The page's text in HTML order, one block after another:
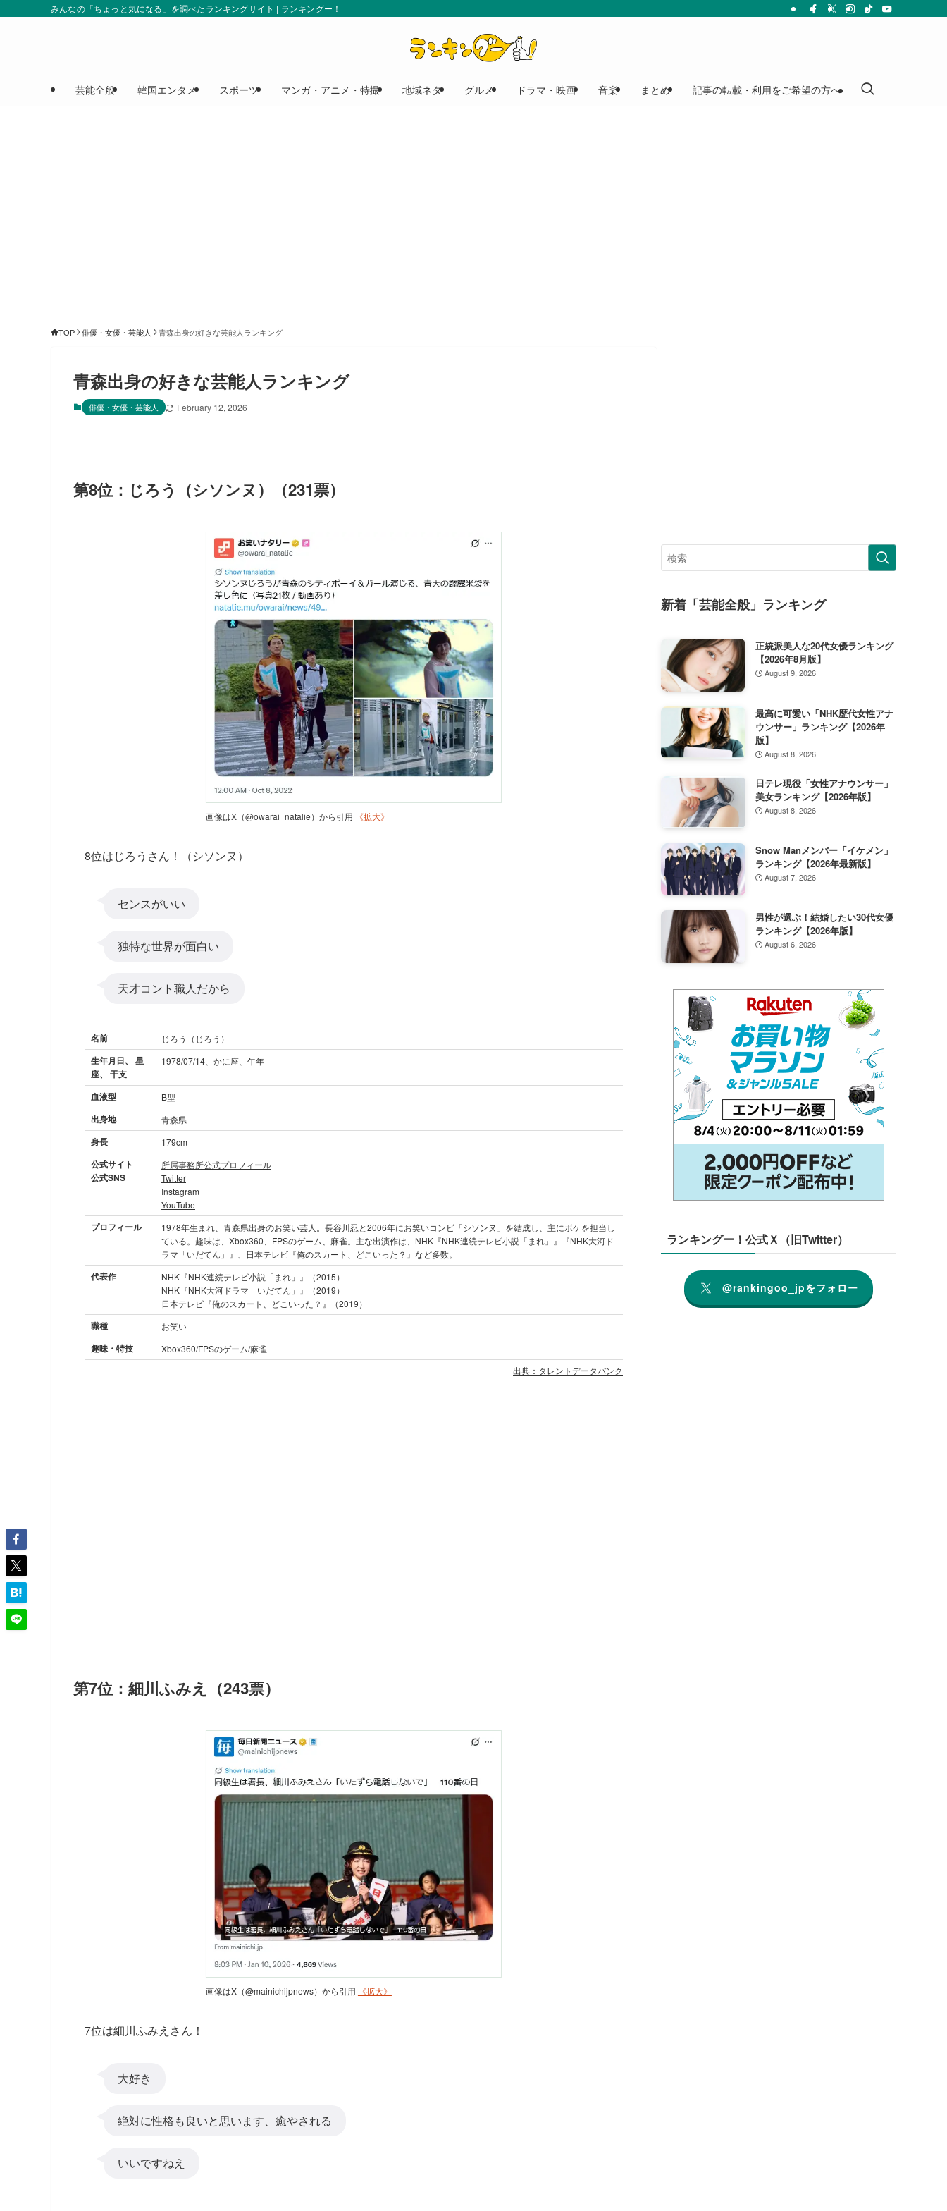
みんなの「ちょっと気になる」を調べたランキングサイト | ランキングー！
芸能全般 韓国エンタメ スポーツ マンガ・アニメ・特撮 地域ネタ グルメ ドラマ・映画 音楽 まとめ 記事の転載・利用をご希望の方へ
TOP 俳優・女優・芸能人 青森出身の好きな芸能人ランキング
青森出身の好きな芸能人ランキング
俳優・女優・芸能人 February 12, 2026
第8位：じろう（シソンヌ）（231票）
画像はX（@owarai_natalie）から引用 《拡大》
8位はじろうさん！（シソンヌ）
センスがいい
独特な世界が面白い
天才コント職人だから
名前 じろう（じろう）
生年月日、 星
座、 干支
1978/07/14、かに座、午年
血液型 B型
出身地 青森県
身長 179cm
公式サイト
公式SNS
所属事務所公式プロフィール
Twitter
Instagram
YouTube
プロフィール
1978年生まれ、青森県出身のお笑い芸人。長谷川忍と2006年にお笑いコンビ「シソンヌ」を結成し、主にボケを担当し
ている。趣味は、Xbox360、FPSのゲーム、麻雀。主な出演作は、NHK『NHK連続テレビ小説「まれ」』『NHK大河ド
ラマ「いだてん」』、日本テレビ『俺のスカート、どこいった？』など多数。
代表作
NHK『NHK連続テレビ小説「まれ」』（2015）
NHK『NHK大河ドラマ「いだてん」』（2019）
日本テレビ『俺のスカート、どこいった？』（2019）
職種 お笑い
趣味・特技
Xbox360/FPSのゲーム/麻雀
出典：タレントデータバンク
第7位：細川ふみえ（243票）
画像はX（@mainichijpnews）から引用 《拡大》
7位は細川ふみえさん！
大好き
絶対に性格も良いと思います、癒やされる
いいですねえ
新着「芸能全般」ランキング
正統派美人な20代女優ランキング
【2026年8月版】
August 9, 2026
最高に可愛い「NHK歴代女性アナ
ウンサー」ランキング【2026年
版】
August 8, 2026
日テレ現役「女性アナウンサー」
美女ランキング【2026年版】
August 8, 2026
Snow Manメンバー「イケメン」
ランキング【2026年最新版】
August 7, 2026
男性が選ぶ！結婚したい30代女優
ランキング【2026年版】
August 6, 2026
ランキングー！公式Ｘ（旧Twitter）
@rankingoo_jpをフォロー